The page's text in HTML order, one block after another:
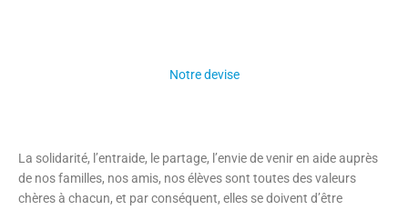
Notre devise
La solidarité, l’entraide, le partage, l’envie de venir en aide auprès
de nos familles, nos amis, nos élèves sont toutes des valeurs
chères à chacun, et par conséquent, elles se doivent d’être